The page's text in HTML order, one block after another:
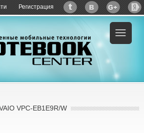
Регистрация
VPC-EB1E9R/W
VPC-EB1E9R/W